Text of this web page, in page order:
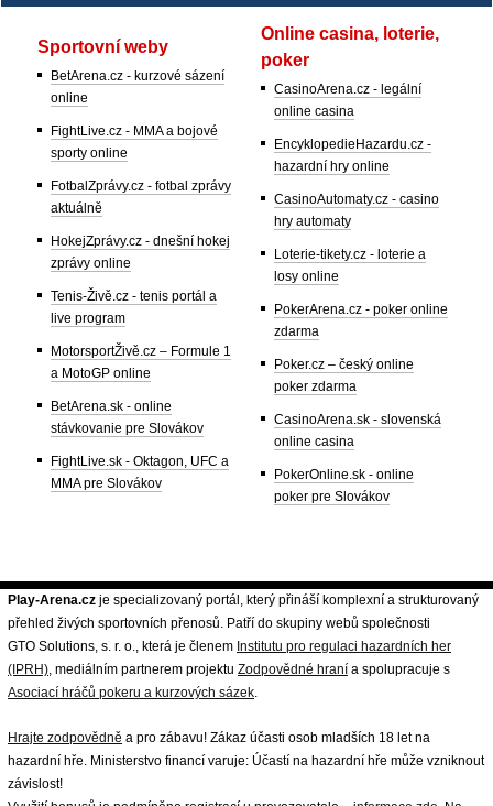
Sportovní weby
BetArena.cz - kurzové sázení
online
FightLive.cz - MMA a bojové
sporty online
FotbalZprávy.cz - fotbal zprávy
aktuálně
HokejZprávy.cz - dnešní hokej
zprávy online
Tenis-Živě.cz - tenis portál a
live program
MotorsportŽivě.cz – Formule 1
a MotoGP online
BetArena.sk - online
stávkovanie pre Slovákov
FightLive.sk - Oktagon, UFC a
MMA pre Slovákov
Online casina, loterie,
poker
CasinoArena.cz - legální
online casina
EncyklopedieHazardu.cz -
hazardní hry online
CasinoAutomaty.cz - casino
hry automaty
Loterie-tikety.cz - loterie a
losy online
PokerArena.cz - poker online
zdarma
Poker.cz – český online
poker zdarma
CasinoArena.sk - slovenská
online casina
PokerOnline.sk - online
poker pre Slovákov
Play-Arena.cz je specializovaný portál, který přináší komplexní a strukturovaný
přehled živých sportovních přenosů. Patří do skupiny webů společnosti
GTO Solutions, s. r. o., která je členem Institutu pro regulaci hazardních her
(IPRH), mediálním partnerem projektu Zodpovědné hraní a spolupracuje s
Asociací hráčů pokeru a kurzových sázek.
Hrajte zodpovědně a pro zábavu! Zákaz účasti osob mladších 18 let na
hazardní hře. Ministerstvo financí varuje: Účastí na hazardní hře může vzniknout
závislost!